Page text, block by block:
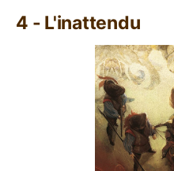
4 - L'inattendu